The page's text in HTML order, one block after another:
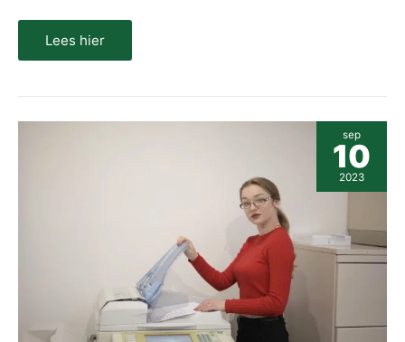
Lees hier
Duurzaam sep
10
2023